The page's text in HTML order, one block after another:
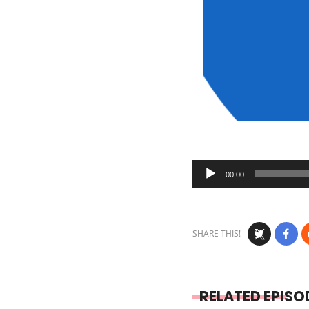
Audio
Player
00:00
SHARE THIS!
RELATED